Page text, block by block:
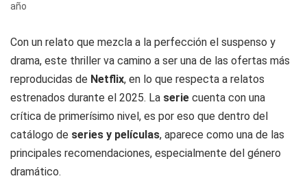
año
Con un relato que mezcla a la perfección el suspenso y
drama, este thriller va camino a ser una de las ofertas más
reproducidas de Netflix, en lo que respecta a relatos
estrenados durante el 2025. La serie cuenta con una
crítica de primerísimo nivel, es por eso que dentro del
catálogo de series y películas, aparece como una de las
principales recomendaciones, especialmente del género
dramático.